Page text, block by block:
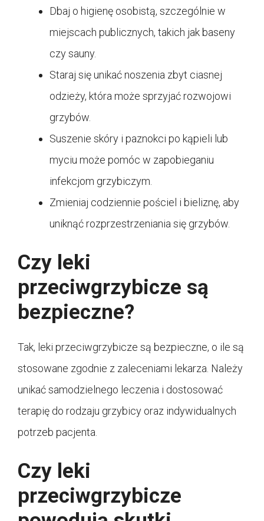
Dbaj o higienę osobistą, szczególnie w
miejscach publicznych, takich jak baseny
czy sauny.
Staraj się unikać noszenia zbyt ciasnej
odzieży, która może sprzyjać rozwojowi
grzybów.
Suszenie skóry i paznokci po kąpieli lub
myciu może pomóc w zapobieganiu
infekcjom grzybiczym.
Zmieniaj codziennie pościel i bieliznę, aby
uniknąć rozprzestrzeniania się grzybów.
Czy leki
przeciwgrzybicze są
bezpieczne?
Tak, leki przeciwgrzybicze są bezpieczne, o ile są
stosowane zgodnie z zaleceniami lekarza. Należy
unikać samodzielnego leczenia i dostosować
terapię do rodzaju grzybicy oraz indywidualnych
potrzeb pacjenta.
Czy leki
przeciwgrzybicze